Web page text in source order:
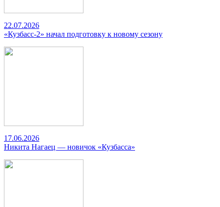
22.07.2026
«Кузбасс-2» начал подготовку к новому сезону
17.06.2026
Никита Нагаец — новичок «Кузбасса»